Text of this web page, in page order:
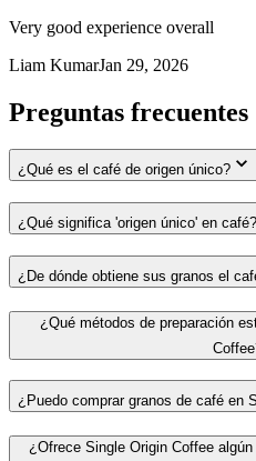
Very good experience overall
Liam KumarJan 29, 2026
Preguntas frecuentes
¿Qué es el café de origen único?
¿Qué significa 'origen único' en café?
¿De dónde obtiene sus granos el
¿Qué métodos de preparación
¿Puedo comprar granos de café en
¿Ofrece Single Origin Coffee